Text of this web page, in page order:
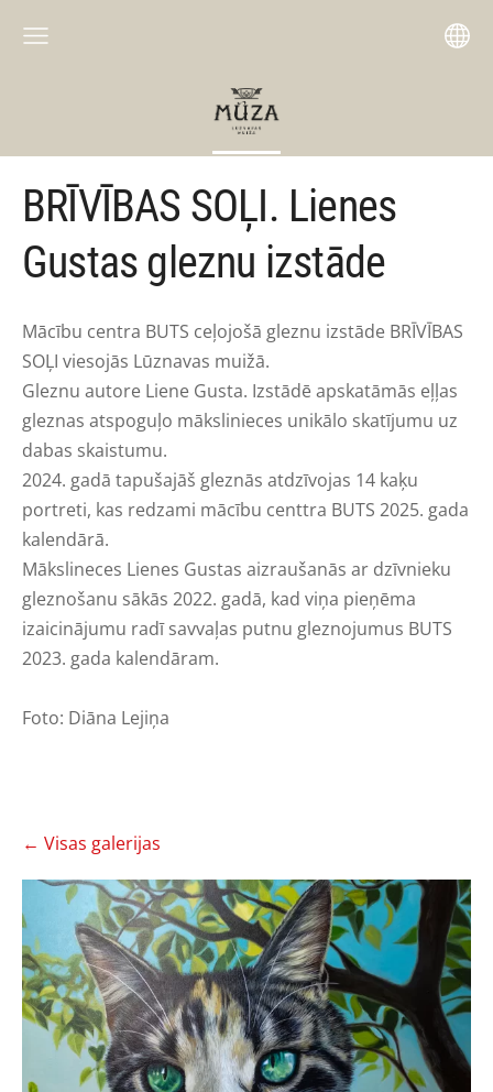
BRĪVĪBAS SOĻI. Lienes
Gustas gleznu izstāde
Mācību centra BUTS ceļojošā gleznu izstāde BRĪVĪBAS
SOĻI viesojās Lūznavas muižā.
Gleznu autore Liene Gusta. Izstādē apskatāmās eļļas
gleznas atspoguļo mākslinieces unikālo skatījumu uz
dabas skaistumu.
2024. gadā tapušajāš gleznās atdzīvojas 14 kaķu
portreti, kas redzami mācību centtra BUTS 2025. gada
kalendārā.
Mākslineces Lienes Gustas aizraušanās ar dzīvnieku
gleznošanu sākās 2022. gadā, kad viņa pieņēma
izaicinājumu radī savvaļas putnu gleznojumus BUTS
2023. gada kalendāram.
Foto: Diāna Lejiņa
Visas galerijas